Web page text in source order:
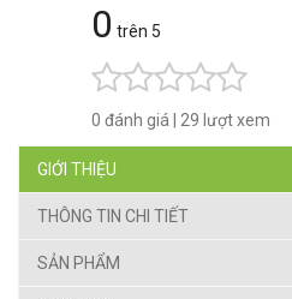
0 trên 5
0 đánh giá 29 lượt xem
GIỚI THIỆU
THÔNG TIN CHI TIẾT
SẢN PHẨM